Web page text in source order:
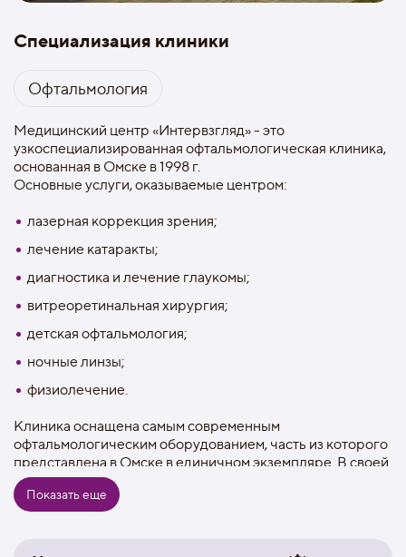
Специализация клиники
Офтальмология
Медицинский центр «Интервзгляд» - это
узкоспециализированная офтальмологическая клиника,
основанная в Омске в 1998 г.
Основные услуги, оказываемые центром:
лазерная коррекция зрения;
лечение катаракты;
диагностика и лечение глаукомы;
витреоретинальная хирургия;
детская офтальмология;
ночные линзы;
физиолечение.
Клиника оснащена самым современным
офтальмологическим оборудованием, часть из которого
представлена в Омске в единичном экземпляре. В своей
работе специалисты центра используют установку для
лазерной коррекции зрения LASIK, эксимерный лазер
WaveLight® EX500, офтальмологическую систему
WaveLight® FS200 и др.
Показать еще